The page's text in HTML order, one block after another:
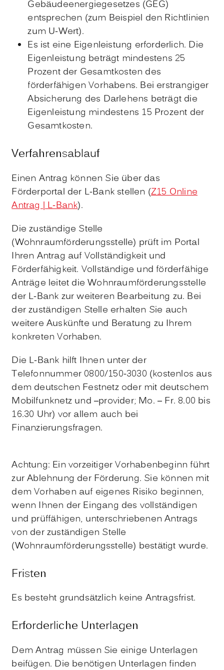
Gebäudeenergiegesetzes (GEG)
entsprechen (zum Beispiel den Richtlinien
zum U-Wert).
Es ist eine Eigenleistung erforderlich. Die
Eigenleistung beträgt mindestens 25
Prozent der Gesamtkosten des
förderfähigen Vorhabens. Bei erstrangiger
Absicherung des Darlehens beträgt die
Eigenleistung mindestens 15 Prozent der
Gesamtkosten.
Verfahrensablauf
Einen Antrag können Sie über das
Förderportal der L-Bank stellen (Z15 Online
Antrag | L-Bank).
Die zuständige Stelle
(Wohnraumförderungsstelle) prüft im Portal
Ihren Antrag auf Vollständigkeit und
Förderfähigkeit. Vollständige und förderfähige
Anträge leitet die Wohnraumförderungsstelle
der L-Bank zur weiteren Bearbeitung zu. Bei
der zuständigen Stelle erhalten Sie auch
weitere Auskünfte und Beratung zu Ihrem
konkreten Vorhaben.
Die L-Bank hilft Ihnen unter der
Telefonnummer 0800/150-3030 (kostenlos aus
dem deutschen Festnetz oder mit deutschem
Mobilfunknetz und –provider; Mo. – Fr. 8.00 bis
16.30 Uhr) vor allem auch bei
Finanzierungsfragen.
Achtung: Ein vorzeitiger Vorhabenbeginn führt
zur Ablehnung der Förderung. Sie können mit
dem Vorhaben auf eigenes Risiko beginnen,
wenn Ihnen der Eingang des vollständigen
und prüffähigen, unterschriebenen Antrags
von der zuständigen Stelle
(Wohnraumförderungsstelle) bestätigt wurde.
Fristen
Es besteht grundsätzlich keine Antragsfrist.
Erforderliche Unterlagen
Dem Antrag müssen Sie einige Unterlagen
beifügen. Die benötigen Unterlagen finden